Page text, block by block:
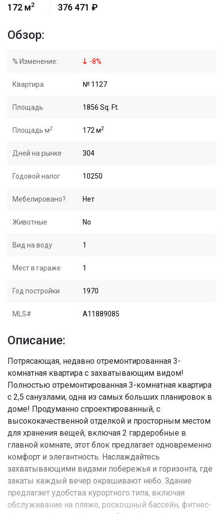
172 м2 376 471 ₽
Обзор:
% Изменение: -8%
Квартира № 1127
Площадь 1856 Sq. Ft.
Площадь м2 172 м2
Дней на рынке 304
Годовой налог 10250
Мебелировано? Нет
Животные No
Вид на воду 1
Мест в гараже 1
Год постройки 1970
MLS# A11889085
Описание:
Потрясающая, недавно отремонтированная 3-
комнатная квартира с захватывающим видом!
Полностью отремонтированная 3-комнатная квартира
с 2,5 санузлами, одна из самых больших планировок в
доме! Продуманно спроектированный, с
высококачественной отделкой и просторным местом
для хранения вещей, включая 2 гардеробные в
главной комнате, этот блок предлагает одновременно
комфорт и элегантность. Наслаждайтесь
захватывающими видами побережья и горизонта, где
закаты каждый вечер окрашивают небо. Здание
предлагает удобства курортного типа, включая
обслуживание на пляже, роскошный бассейн, фитнес-